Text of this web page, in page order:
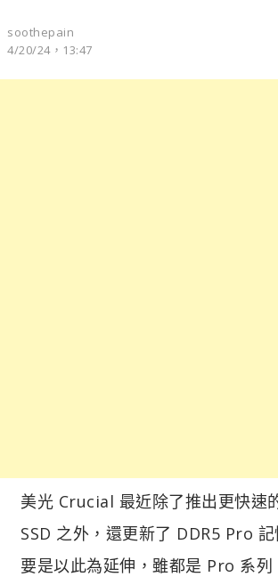
soothepain
4/20/24，13:47
美光 Crucial 最近除了推出更快速
SSD 之外，還更新了 DDR5 Pro
要是以此為延伸，雖都是 Pro 系列